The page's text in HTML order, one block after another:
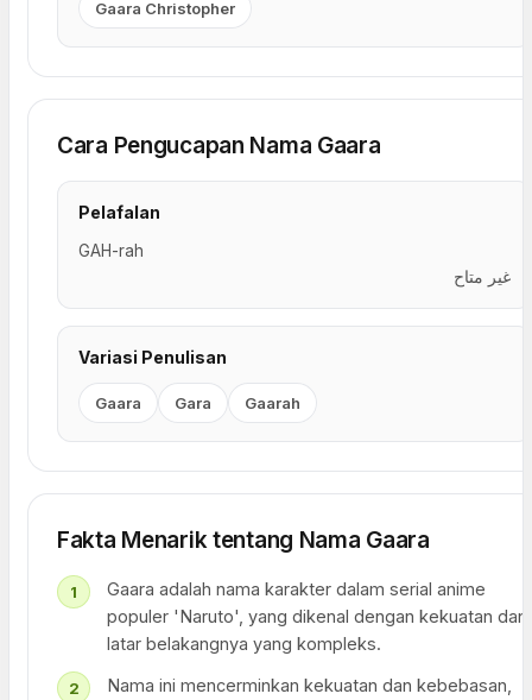
Gaara Christopher
Cara Pengucapan Nama Gaara
Pelafalan
GAH-rah
غير متاح
Variasi Penulisan
Gaara Gara Gaarah
Fakta Menarik tentang Nama Gaara
Gaara adalah nama karakter dalam serial anime
populer 'Naruto', yang dikenal dengan kekuatan dan
latar belakangnya yang kompleks.
Nama ini mencerminkan kekuatan dan kebebasan,